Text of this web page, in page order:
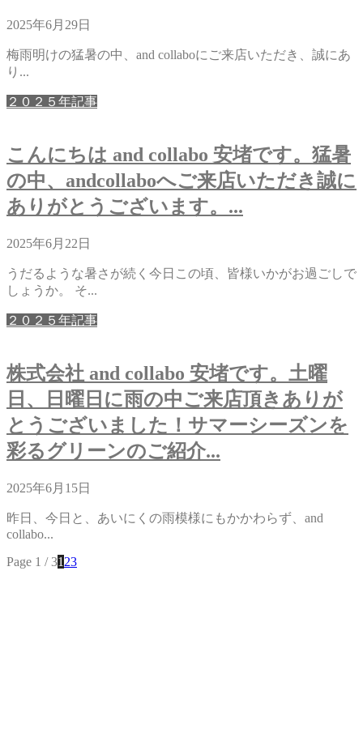
2025年6月29日
梅雨明けの猛暑の中、and collaboにご来店いただき、誠にあ
り...
２０２５年記事
こんにちは and collabo 安堵です。猛暑
の中、andcollaboへご来店いただき誠に
ありがとうございます。...
2025年6月22日
うだるような暑さが続く今日この頃、皆様いかがお過ごしで
しょうか。 そ...
２０２５年記事
株式会社 and collabo 安堵です。土曜
日、日曜日に雨の中ご来店頂きありが
とうございました！サマーシーズンを
彩るグリーンのご紹介...
2025年6月15日
昨日、今日と、あいにくの雨模様にもかかわらず、and
collabo...
Page 1 / 31 23